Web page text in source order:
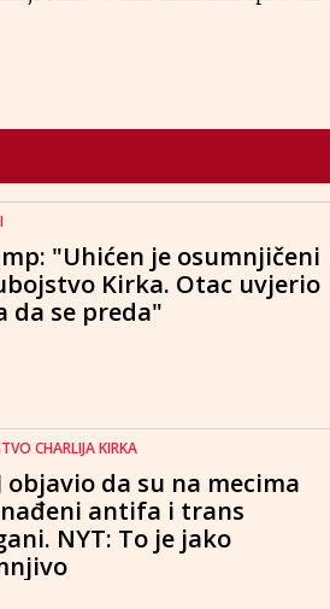
"Uhićen je osumnjičeni
Kirka. Otac uvjerio
da se preda"
CHARLIJA KIRKA
objavio da su na mecima
antifa i trans
NYT: To je jako